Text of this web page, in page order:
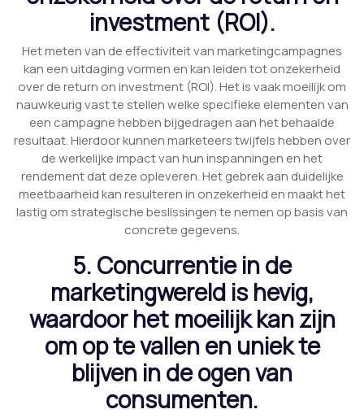
investment (ROI).
Het meten van de effectiviteit van marketingcampagnes
kan een uitdaging vormen en kan leiden tot onzekerheid
over de return on investment (ROI). Het is vaak moeilijk om
nauwkeurig vast te stellen welke specifieke elementen van
een campagne hebben bijgedragen aan het behaalde
resultaat. Hierdoor kunnen marketeers twijfels hebben over
de werkelijke impact van hun inspanningen en het
rendement dat deze opleveren. Het gebrek aan duidelijke
meetbaarheid kan resulteren in onzekerheid en maakt het
lastig om strategische beslissingen te nemen op basis van
concrete gegevens.
5. Concurrentie in de
marketingwereld is hevig,
waardoor het moeilijk kan zijn
om op te vallen en uniek te
blijven in de ogen van
consumenten.